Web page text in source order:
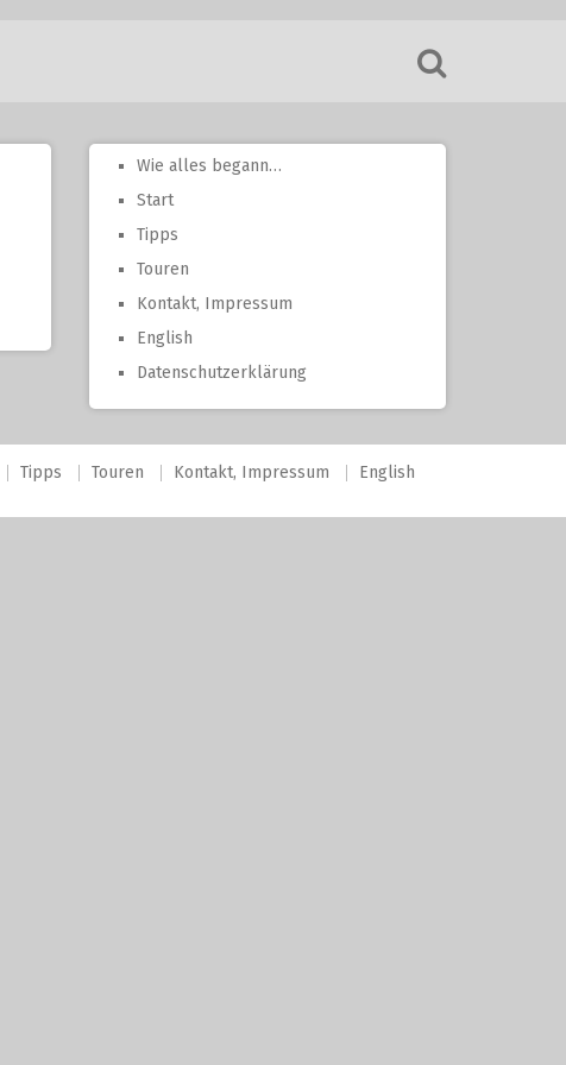
Wie alles begann…
Start
Tipps
Touren
Kontakt, Impressum
English
Datenschutzerklärung
Tipps Touren Kontakt, Impressum
English